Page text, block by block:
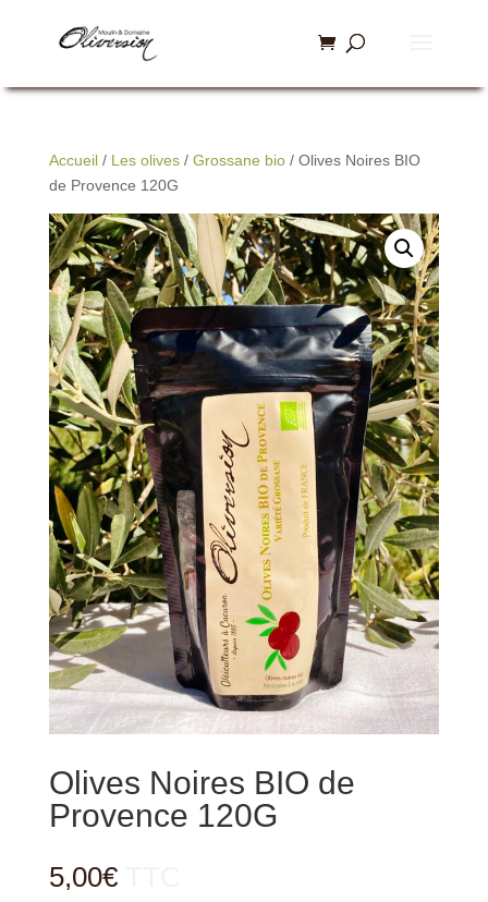
Accueil/ Les olives/ Grossane bio/ Olives Noires BIO
de Provence 120G
Olives Noires BIO de
Provence 120G
5,00€